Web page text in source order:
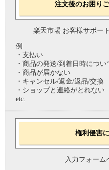
注文後のお困り
楽天市場 お客様サポー
例
・支払い
・商品の発送/到着日時につい
・商品が届かない
・キャンセル/返金/返品/交換
・ショップと連絡がとれない
etc.
権利侵害
入力フォーム